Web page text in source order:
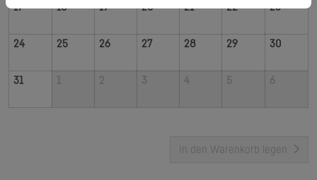
17 18 19 20 21 22 23
24 25 26 27 28 29 30
31 1 2 3 4 5 6
In den Warenkorb legen